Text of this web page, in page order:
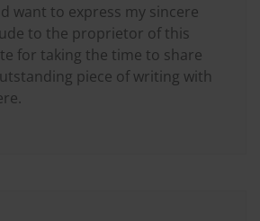
want to express my sincere
to the proprietor of this
for taking the time to share
piece of writing with